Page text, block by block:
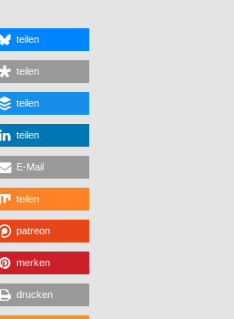
teilen
teilen
teilen
teilen
E-Mail
teilen
patreon
merken
drucken